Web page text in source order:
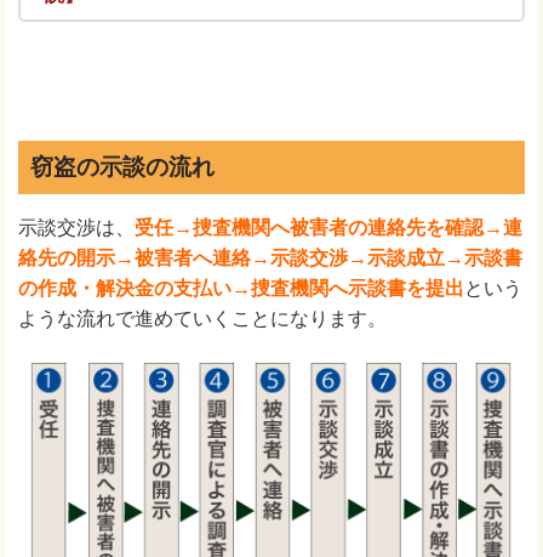
窃盗の示談の流れ
示談交渉は、 受任→捜査機関へ被害者の連絡先を確認→連
絡先の開示→被害者へ連絡→示談交渉→示談成立→示談書
の作成・解決金の支払い→捜査機関へ示談書を提出という
ような流れで進めていくことになります。